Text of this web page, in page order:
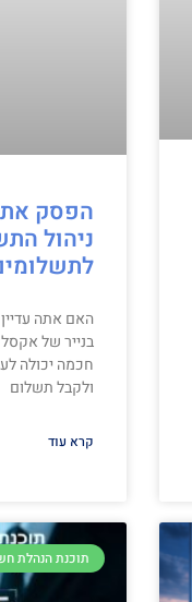
הפסק את
ניהול
האם אתה
בנייר של אקסל
חכמה יכולה
ולקבל תשלום
קרא עוד
תוכנת הנהלת